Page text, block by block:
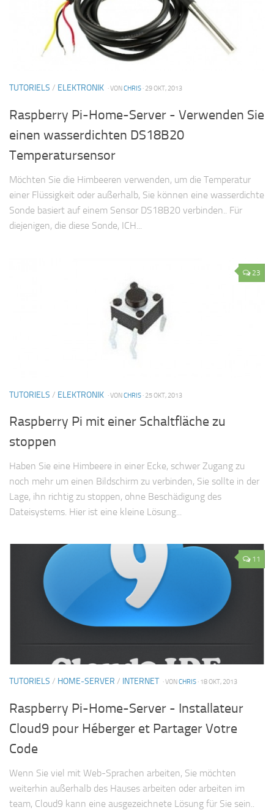
TUTORIELS / ELEKTRONIK · VONCHRIS · 29 OKT, 2013
Raspberry Pi-Home-Server - Verwenden Sie
einen wasserdichten DS18B20
Temperatursensor
Möchten Sie die Himbeeren verwenden, um die Temperatur
einer Flüssigkeit oder außerhalb, Sie können eine wasserdichte
Sonde basiert auf einem Sensor DS18B20 verbinden.. Für
diejenigen, die diese Sonde, ICH...
23
TUTORIELS / ELEKTRONIK · VONCHRIS · 25 OKT, 2013
Raspberry Pi mit einer Schaltfläche zu
stoppen
Haben Sie eine Himbeere in einer Ecke, schwer Zugang zu
noch mehr um einen Bildschirm zu verbinden, Sie sollte in der
Lage, ihn richtig zu stoppen, ohne Beschädigung des
Dateisystems. Hier ist eine kleine Lösung...
11
TUTORIELS / HOME-SERVER / INTERNET · VONCHRIS · 18 OKT, 2013
Raspberry Pi-Home-Server - Installateur
Cloud9 pour Héberger et Partager Votre
Code
Wenn Sie viel mit Web-Sprachen arbeiten, Sie möchten
weiterhin außerhalb des Hauses arbeiten oder arbeiten im
team, Cloud9 kann eine ausgezeichnete Lösung für Sie sein..